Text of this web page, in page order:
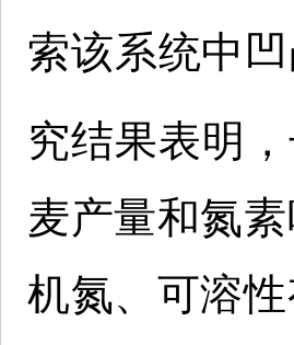
索该系统中
究结果表明
麦产量和氮
机氮、可溶